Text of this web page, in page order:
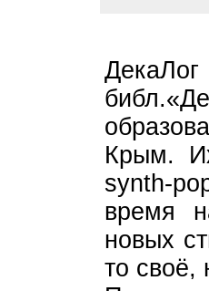
Крым.
synth-
время
новых
то своё,